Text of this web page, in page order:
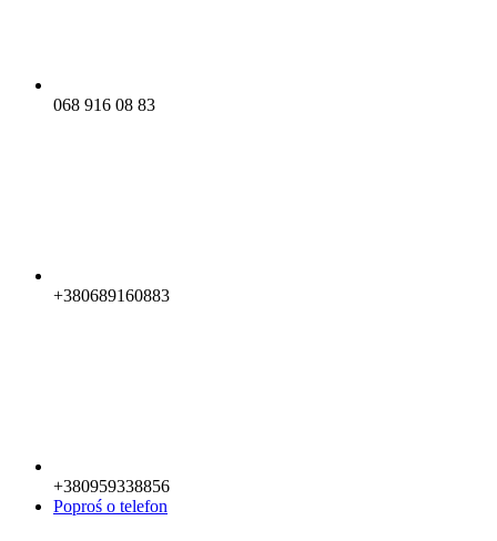
068 916 08 83
+380689160883
+380959338856
Poproś o telefon